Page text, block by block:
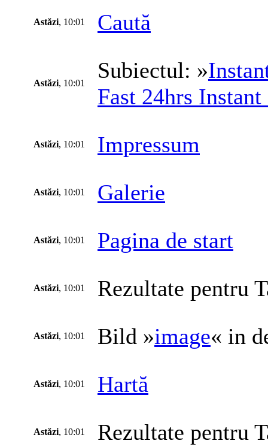
Astăzi, 10:01 Caută
Astăzi, 10:01
Subiectul: »
Fast 24hrs
Astăzi, 10:01 Impressum
Astăzi, 10:01 Galerie
Astăzi, 10:01 Pagina de start
Astăzi, 10:01 Rezultate pentru
Astăzi, 10:01 Bild »image« in
Astăzi, 10:01 Hartă
Astăzi, 10:01 Rezultate pentru